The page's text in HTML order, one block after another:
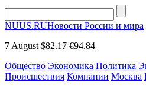
NUUS.RUНовости России и мира
7 August $82.17 €94.84
Общество Экономика Политика
Происшествия Компании Москва